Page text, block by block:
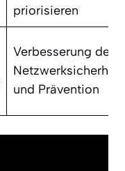
priorisieren
Verbesserung der
Netzwerksicherheit
und Prävention